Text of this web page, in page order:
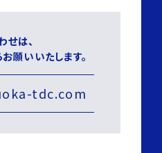
せは、
願いいたします。
tdc.com